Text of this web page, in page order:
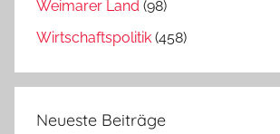
Weimarer Land (98)
Wirtschaftspolitik (458)
Neueste Beiträge